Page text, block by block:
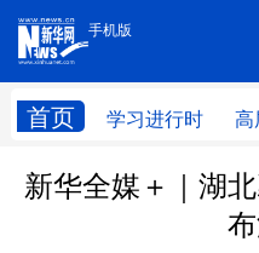
手机版
首页 学习进行时 高
手机版
学习进行时 高层
新华全媒＋｜湖